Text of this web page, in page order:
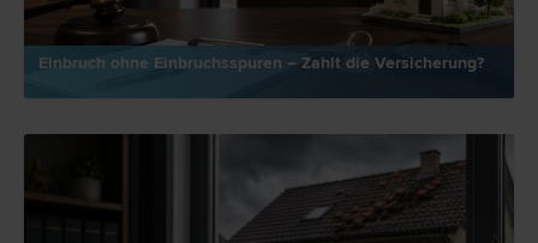
Einbruch ohne Einbruchsspuren – Zahlt die Versicherung?